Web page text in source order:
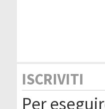
ISCRIVITI
Per